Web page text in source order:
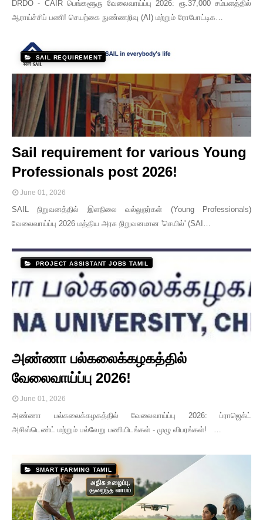
DRDO - CAIR பெங்களூரு வேலைவாய்ப்பு 2026: ரூ.37,000 சம்பளத்தில்
ஆராய்ச்சிப் பணி! செயற்கை நுண்ணறிவு (AI) மற்றும் ரோபோட்டிக…
SAIL REQUIREMENT
Sail requirement for various Young
Professionals post 2026!
June 01, 2026
SAIL நிறுவனத்தில் இளநிலை வல்லுநர்கள் (Young Professionals)
வேலைவாய்ப்பு 2026 மத்திய அரசு நிறுவனமான 'செயில்' (SAI…
PROJECT ASSISTANT JOBS TAMIL
அண்ணா பல்கலைக்கழகத்தில்
வேலைவாய்ப்பு 2026!
June 01, 2026
அண்ணா பல்கலைக்கழகத்தில் வேலைவாய்ப்பு 2026: ப்ராஜெக்ட்
அசிஸ்டெண்ட் மற்றும் பல்வேறு பணியிடங்கள் - முழு விபரங்கள்! …
SMART FARMING TAMIL